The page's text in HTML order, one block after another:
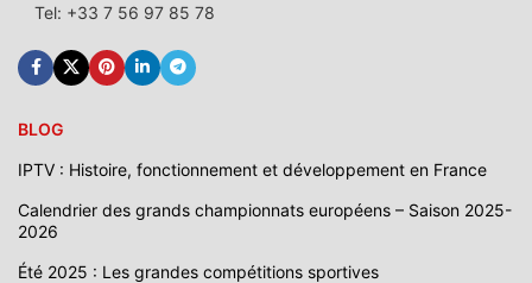
Tel: +33 7 56 97 85 78
BLOG
IPTV : Histoire, fonctionnement et développement en France
Calendrier des grands championnats européens – Saison 2025-
2026
Été 2025 : Les grandes compétitions sportives